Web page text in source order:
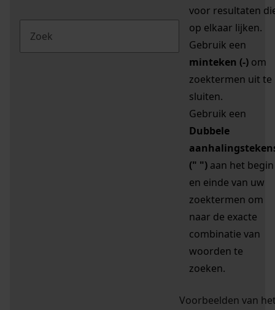
voor resultaten
op elkaar lijken.
Gebruik een
minteken (-) om
zoektermen uit te
sluiten.
Gebruik een
Dubbele
(" ") aan het begin
en einde van uw
zoektermen om
naar de exacte
combinatie van
woorden te
zoeken.
Voorbeelden van